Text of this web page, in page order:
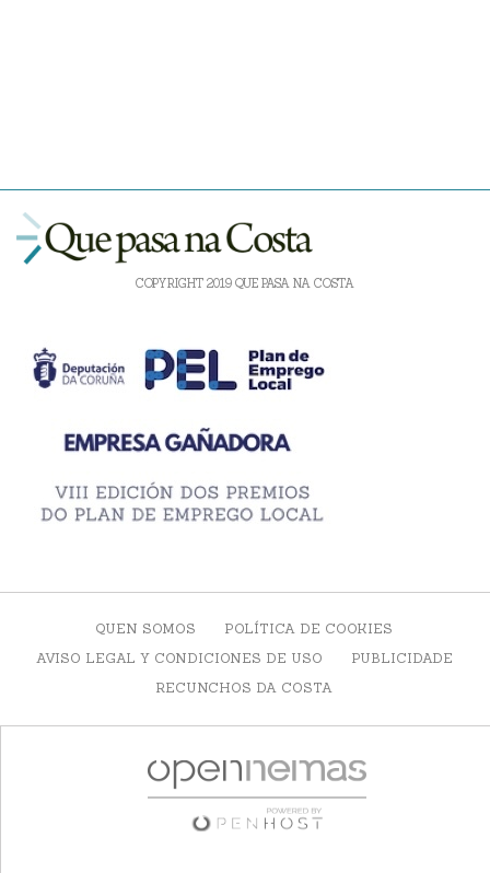
COPYRIGHT 2019 QUE PASA NA COSTA
QUEN SOMOS
POLÍTICA DE COOKIES
AVISO LEGAL Y CONDICIONES DE USO
PUBLICIDADE
RECUNCHOS DA COSTA